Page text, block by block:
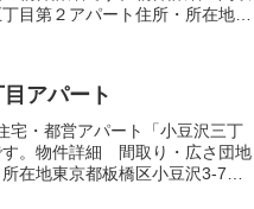
目第２アパート住所・所在地東
アパート
宅・都営アパート「小豆沢三丁
す。物件詳細 間取り・広さ団地
在地東京都板橋区小豆沢3-7間